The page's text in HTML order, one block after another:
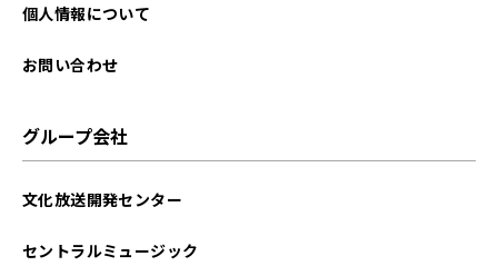
2025年07月
2025年04月
個人情報について
お問い合わせ
グループ会社
文化放送開発センター
セントラルミュージック